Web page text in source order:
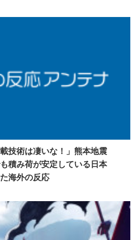
技術は凄いな！」熊本地震
積み荷が安定している日本
海外の反応